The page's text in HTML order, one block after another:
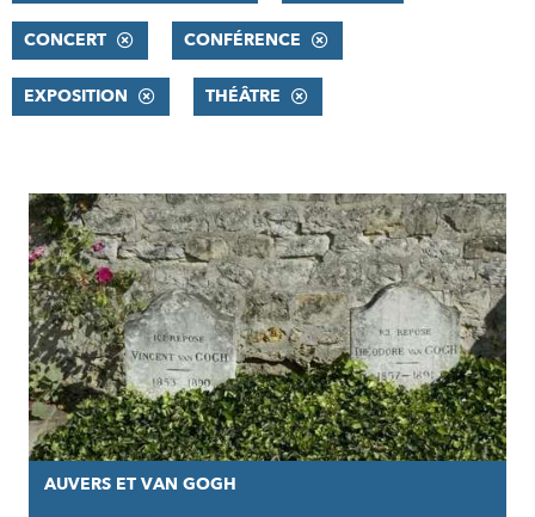
CONCERT CONFÉRENCE
EXPOSITION THÉÂTRE
RÉSULTATS
AUVERS ET VAN GOGH